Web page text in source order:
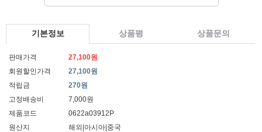
기본정보 상품평 상품문의
판매가격
27,100원
회원할인가격
27,100원
적립금
270원
고정배송비
7,000원
제품코드
0622a03912P
원산지
해외|아시아|중국